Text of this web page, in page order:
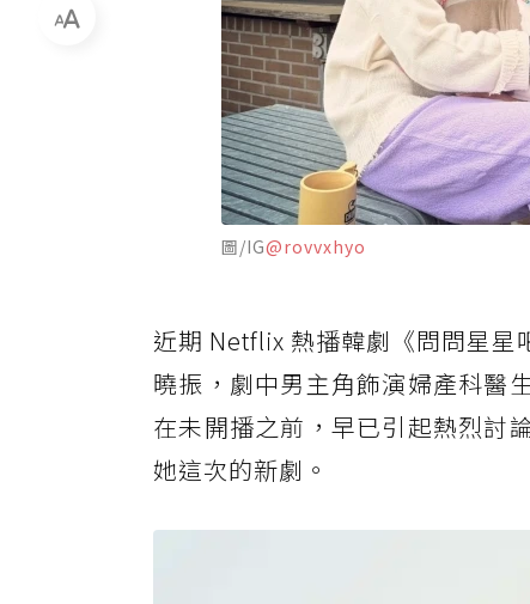
圖/IG@rovvxhyo
近期 Netflix 熱播韓劇《問問星星
曉振，劇中男主角飾演婦產科醫
在未開播之前，早已引起熱烈討
她這次的新劇。